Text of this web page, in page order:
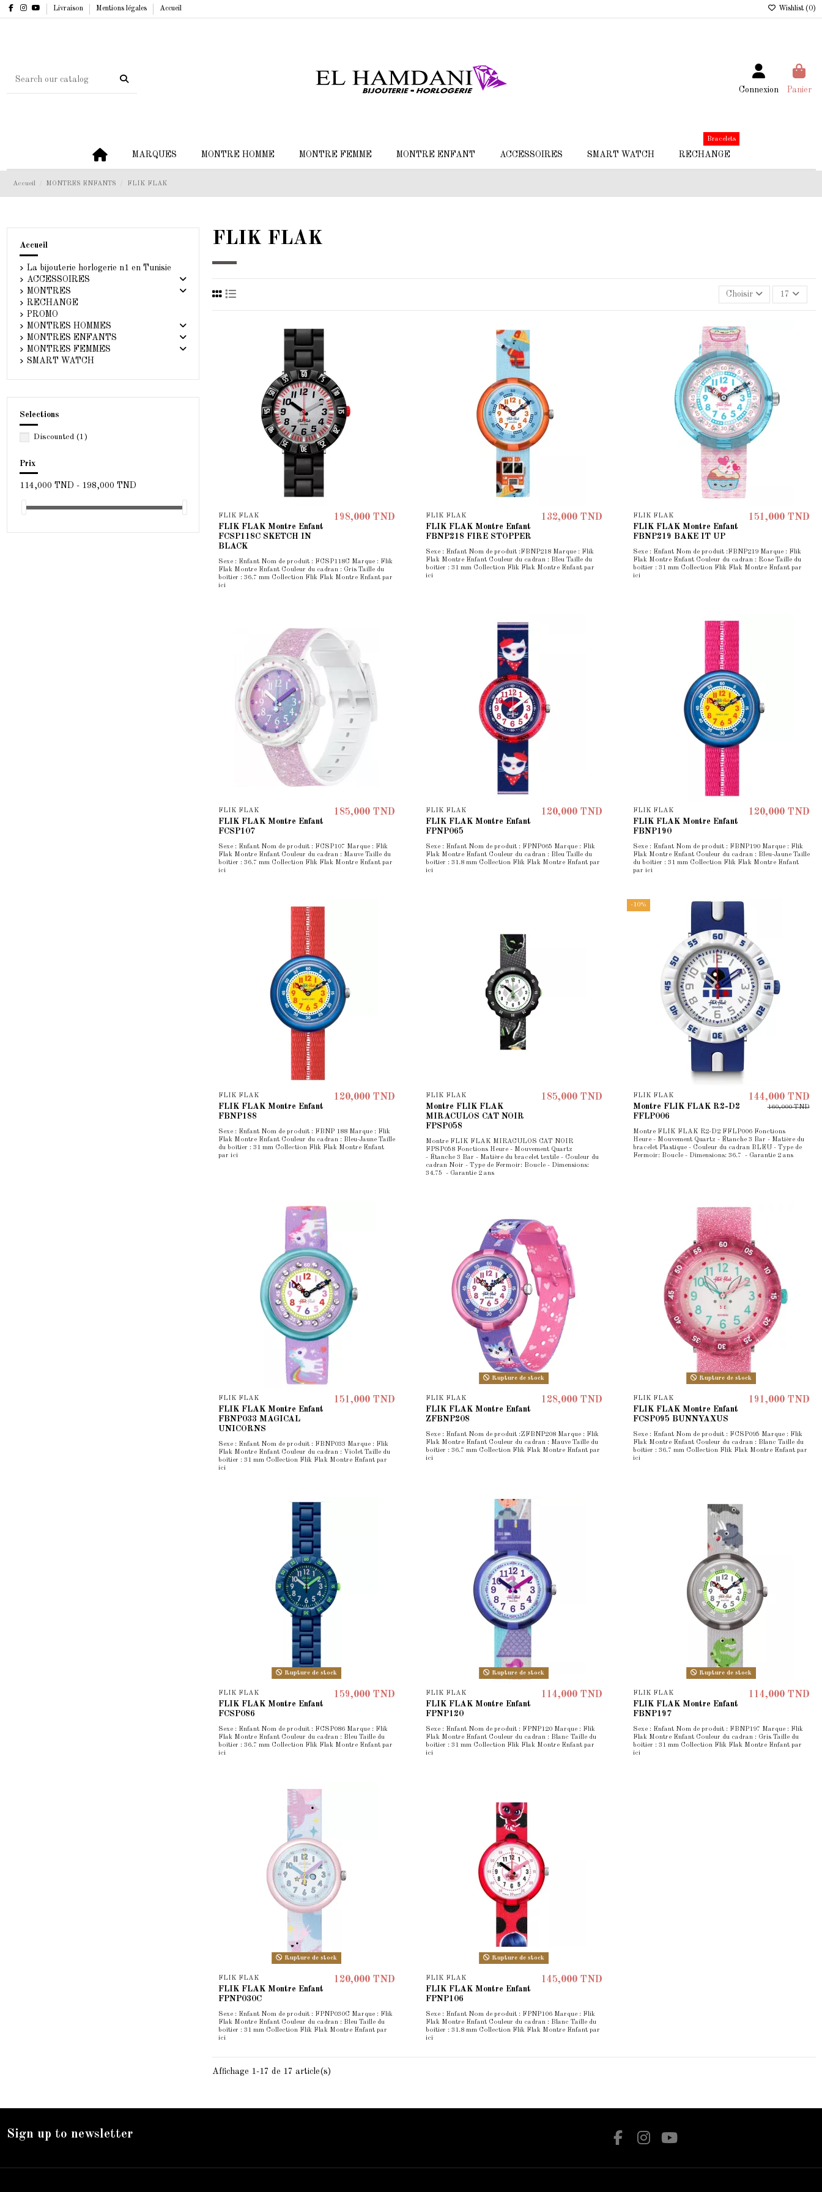
Livraison Mentions légales Accueil Wishlist (0)
Connexion Panier
MARQUES MONTRE HOMME MONTRE FEMME MONTRE ENFANT ACCESSOIRES SMART WATCH RECHANGE
Bracelets
Accueil MONTRES ENFANTS FLIK FLAK
FLIK FLAK
Choisir 17
FLIK FLAK
FLIK FLAK Montre Enfant
FCSP118C SKETCH IN
BLACK
198,000 TND
Sexe : Enfant Nom de produit : FCSP118C Marque : Flik
Flak Montre Enfant Couleur du cadran : Gris Taille du
boîtier : 36.7 mm Collection Flik Flak Montre Enfant par
ici
FLIK FLAK
FLIK FLAK Montre Enfant
FBNP218 FIRE STOPPER
132,000 TND
Sexe : Enfant Nom de produit :FBNP218 Marque : Flik
Flak Montre Enfant Couleur du cadran : Bleu Taille du
boîtier : 31 mm Collection Flik Flak Montre Enfant par
ici
FLIK FLAK
FLIK FLAK Montre Enfant
FBNP219 BAKE IT UP
151,000 TND
Sexe : Enfant Nom de produit :FBNP219 Marque : Flik
Flak Montre Enfant Couleur du cadran : Rose Taille du
boîtier : 31 mm Collection Flik Flak Montre Enfant par
ici
FLIK FLAK
FLIK FLAK Montre Enfant
FCSP107
185,000 TND
Sexe : Enfant Nom de produit : FCSP107 Marque : Flik
Flak Montre Enfant Couleur du cadran : Mauve Taille du
boîtier : 36.7 mm Collection Flik Flak Montre Enfant par
ici
FLIK FLAK
FLIK FLAK Montre Enfant
FPNP065
120,000 TND
Sexe : Enfant Nom de produit : FPNP065 Marque : Flik
Flak Montre Enfant Couleur du cadran : Bleu Taille du
boîtier : 31.8 mm Collection Flik Flak Montre Enfant par
ici
FLIK FLAK
FLIK FLAK Montre Enfant
FBNP190
120,000 TND
Sexe : Enfant Nom de produit : FBNP190 Marque : Flik
Flak Montre Enfant Couleur du cadran : Bleu-Jaune Taille
du boîtier : 31 mm Collection Flik Flak Montre Enfant
par ici
FLIK FLAK
FLIK FLAK Montre Enfant
FBNP188
120,000 TND
Sexe : Enfant Nom de produit : FBNP 188 Marque : Flik
Flak Montre Enfant Couleur du cadran : Bleu-Jaune Taille
du boîtier : 31 mm Collection Flik Flak Montre Enfant
par ici
FLIK FLAK
Montre FLIK FLAK
MIRACULOS CAT NOIR
FPSP058
185,000 TND
Montre FLIK FLAK MIRACULOS CAT NOIR
FPSP058 Fonctions Heure - Mouvement Quartz
- Étanche 3 Bar - Matière du bracelet textile - Couleur du
cadran Noir - Type de Fermoir: Boucle - Dimensions:
34.75 - Garantie 2 ans
-10%
FLIK FLAK
Montre FLIK FLAK R2-D2
FFLP006
144,000 TND
160,000 TND
Montre FLIK FLAK R2-D2 FFLP006 Fonctions
Heure - Mouvement Quartz - Étanche 3 Bar - Matière du
bracelet Plastique - Couleur du cadran BLEU - Type de
Fermoir: Boucle - Dimensions: 36.7 - Garantie 2 ans
FLIK FLAK
FLIK FLAK Montre Enfant
FBNP033 MAGICAL
UNICORNS
151,000 TND
Sexe : Enfant Nom de produit : FBNP033 Marque : Flik
Flak Montre Enfant Couleur du cadran : Violet Taille du
boîtier : 31 mm Collection Flik Flak Montre Enfant par
ici
Rupture de stock
FLIK FLAK
FLIK FLAK Montre Enfant
ZFBNP208
128,000 TND
Sexe : Enfant Nom de produit :ZFBNP208 Marque : Flik
Flak Montre Enfant Couleur du cadran : Mauve Taille du
boîtier : 36.7 mm Collection Flik Flak Montre Enfant par
ici
Rupture de stock
FLIK FLAK
FLIK FLAK Montre Enfant
FCSP095 BUNNYAXUS
191,000 TND
Sexe : Enfant Nom de produit : FCSP095 Marque : Flik
Flak Montre Enfant Couleur du cadran : Blanc Taille du
boîtier : 36.7 mm Collection Flik Flak Montre Enfant par
ici
Rupture de stock
FLIK FLAK
FLIK FLAK Montre Enfant
FCSP086
159,000 TND
Sexe : Enfant Nom de produit : FCSP086 Marque : Flik
Flak Montre Enfant Couleur du cadran : Bleu Taille du
boîtier : 36.7 mm Collection Flik Flak Montre Enfant par
ici
Rupture de stock
FLIK FLAK
FLIK FLAK Montre Enfant
FPNP120
114,000 TND
Sexe : Enfant Nom de produit : FPNP120 Marque : Flik
Flak Montre Enfant Couleur du cadran : Blanc Taille du
boîtier : 31 mm Collection Flik Flak Montre Enfant par
ici
Rupture de stock
FLIK FLAK
FLIK FLAK Montre Enfant
FBNP197
114,000 TND
Sexe : Enfant Nom de produit : FBNP197 Marque : Flik
Flak Montre Enfant Couleur du cadran : Gris Taille du
boîtier : 31 mm Collection Flik Flak Montre Enfant par
ici
Rupture de stock
FLIK FLAK
FLIK FLAK Montre Enfant
FPNP030C
120,000 TND
Sexe : Enfant Nom de produit : FPNP030C Marque : Flik
Flak Montre Enfant Couleur du cadran : Bleu Taille du
boîtier : 31 mm Collection Flik Flak Montre Enfant par
ici
Rupture de stock
FLIK FLAK
FLIK FLAK Montre Enfant
FPNP106
145,000 TND
Sexe : Enfant Nom de produit : FPNP106 Marque : Flik
Flak Montre Enfant Couleur du cadran : Blanc Taille du
boîtier : 31.8 mm Collection Flik Flak Montre Enfant par
ici
Affichage 1-17 de 17 article(s)
Accueil
La bijouterie horlogerie n1 en Tunisie
ACCESSOIRES
MONTRES
RECHANGE
PROMO
MONTRES HOMMES
MONTRES ENFANTS
MONTRES FEMMES
SMART WATCH
Selections
Discounted (1)
Prix
114,000 TND - 198,000 TND
Sign up to newsletter